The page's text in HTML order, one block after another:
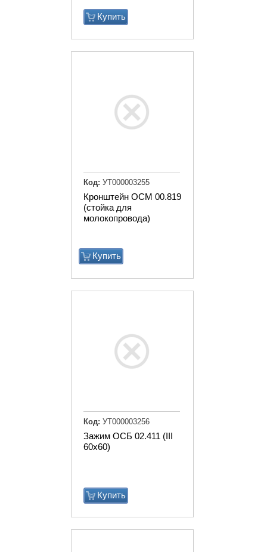
Купить
Кронштейн ОСМ 00.819
(стойка для
молокопровода)
Купить
Код: УТ000003255
Зажим ОСБ 02.411 (III
60х60)
Купить
Код: УТ000003256